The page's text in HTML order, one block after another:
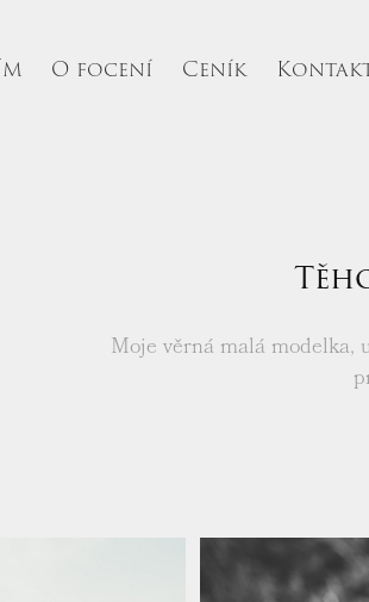
O focení Ceník
Moje věrná malá